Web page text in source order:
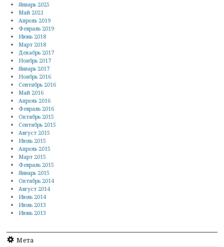
Январь 2025
Май 2021
Апрель 2019
Февраль 2019
Июнь 2018
Март 2018
Декабрь 2017
Ноябрь 2017
Январь 2017
Ноябрь 2016
Сентябрь 2016
Май 2016
Апрель 2016
Февраль 2016
Октябрь 2015
Сентябрь 2015
Август 2015
Июль 2015
Апрель 2015
Март 2015
Февраль 2015
Январь 2015
Октябрь 2014
Август 2014
Июль 2014
Июль 2013
Июнь 2013
Мета